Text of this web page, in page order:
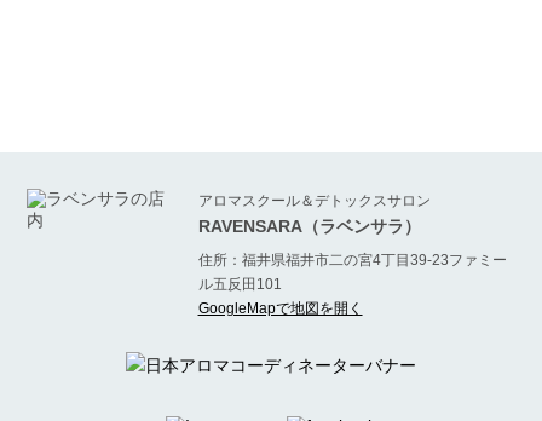
アロマスクール＆デトックスサロン
RAVENSARA（ラベンサラ）
住所：福井県福井市二の宮4丁目39-23ファミー
ル五反田101
GoogleMapで地図を開く